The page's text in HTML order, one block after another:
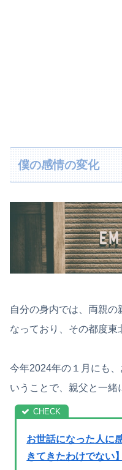
僕の感情の変化
自分の身内では、両親の
なっており、その都度東
今年2024年の１月にも
いうことで、親父と一緒
お世話になった人に
きてきたわけでない】